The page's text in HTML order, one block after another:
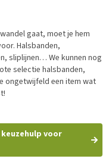
gaat, moet je hem
Halsbanden,
sliplijnen… We kunnen nog
selectie halsbanden,
ongetwijfeld een item wat
voor